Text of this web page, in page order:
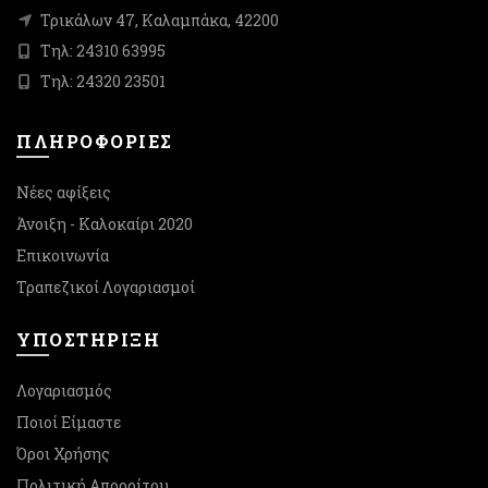
Τρικάλων 47, Καλαμπάκα, 42200
Τηλ: 24310 63995
Τηλ: 24320 23501
ΠΛΗΡΟΦΟΡΙΕΣ
Νέες αφίξεις
Άνοιξη - Καλοκαίρι 2020
Επικοινωνία
Τραπεζικοί Λογαριασμοί
ΥΠΟΣΤΉΡΙΞΗ
Λογαριασμός
Ποιοί Είμαστε
Όροι Χρήσης